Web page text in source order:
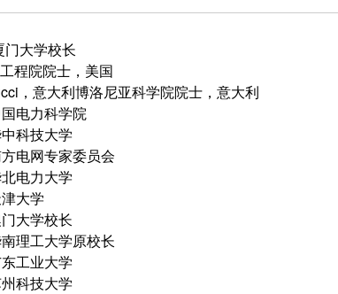
大学校长
程院院士，美国
，意大利博洛尼亚科学院院士，意大利
电力科学院
科技大学
电网专家委员会
电力大学
大学
大学校长
理工大学原校长
工业大学
科技大学